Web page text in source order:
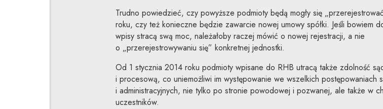
Trudno powiedzieć, czy powyższe podmioty będą mogły się
roku, czy też konieczne będzie zawarcie nowej umowy spółki. Jeśli bowiem
wpisy stracą swą moc, należałoby raczej mówić o nowej rejestracji, a nie
o „przerejestrowywaniu się” konkretnej jednostki.
Od 1 stycznia 2014 roku podmioty wpisane do RHB utracą także zdolność
i procesową, co uniemożliwi im występowanie we wszelkich postępowaniach
i administracyjnych, nie tylko po stronie powodowej i pozwanej, ale także w
uczestników.